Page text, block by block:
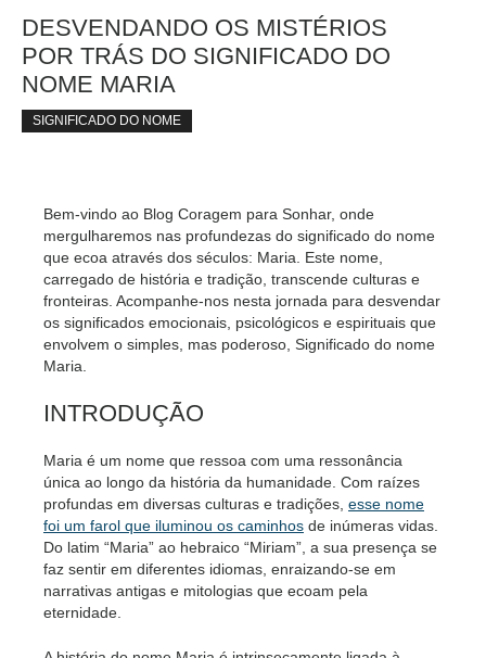
DESVENDANDO OS MISTÉRIOS
POR TRÁS DO SIGNIFICADO DO
NOME MARIA
SIGNIFICADO DO NOME
Bem-vindo ao Blog Coragem para Sonhar, onde
mergulharemos nas profundezas do significado do nome
que ecoa através dos séculos: Maria. Este nome,
carregado de história e tradição, transcende culturas e
fronteiras. Acompanhe-nos nesta jornada para desvendar
os significados emocionais, psicológicos e espirituais que
envolvem o simples, mas poderoso, Significado do nome
Maria.
INTRODUÇÃO
Maria é um nome que ressoa com uma ressonância
única ao longo da história da humanidade. Com raízes
profundas em diversas culturas e tradições, esse nome
foi um farol que iluminou os caminhos de inúmeras vidas.
Do latim “Maria” ao hebraico “Miriam”, a sua presença se
faz sentir em diferentes idiomas, enraizando-se em
narrativas antigas e mitologias que ecoam pela
eternidade.